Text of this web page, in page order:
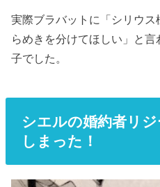
実際ブラバットに「シリウ
らめきを分けてほしい」と
子でした。
シエルの婚約者リ
しまった！